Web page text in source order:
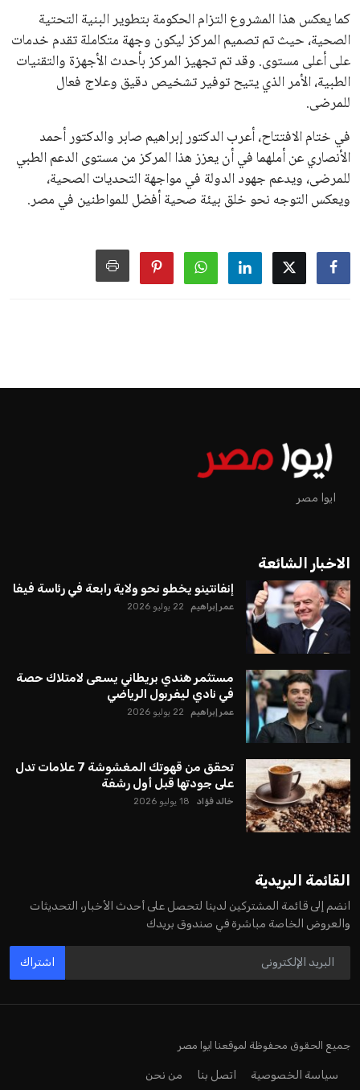
كما يعكس هذا المشروع التزام الحكومة بتطوير البنية التحتية
الصحية، حيث تم تصميم المركز ليكون وجهة متكاملة تقدم خدمات
على أعلى مستوى. وقد تم تجهيز المركز بأحدث الأجهزة والتقنيات
الطبية، الأمر الذي يتيح توفير تشخيص دقيق وعلاج فعال
للمرضى.
في ختام الافتتاح، أعرب الدكتور إبراهيم صابر والدكتور أحمد
الأنصاري عن أملهما في أن يعزز هذا المركز من مستوى الدعم الطبي
للمرضى، ويدعم جهود الدولة في مواجهة التحديات الصحية،
ويعكس التوجه نحو خلق بيئة صحية أفضل للمواطنين في مصر.
ايوا مصر
الاخبار الشائعة
إنفانتينو يخطو نحو ولاية رابعة في رئاسة فيفا
عمر إبراهيم 22 يوليو 2026
مستثمر هندي بريطاني يسعى لامتلاك حصة
في نادي ليفربول الرياضي
عمر إبراهيم 22 يوليو 2026
تحقق من قهوتك المغشوشة 7 علامات تدل
على جودتها قبل أول رشفة
خالد فؤاد 18 يوليو 2026
القائمة البريدية
انضم إلى قائمة المشتركين لدينا لتحصل على أحدث الأخبار، التحديثات
والعروض الخاصة مباشرة في صندوق بريدك
اشتراك
جميع الحقوق محفوظة لموقعنا ايوا مصر
سياسة الخصوصية اتصل بنا من نحن